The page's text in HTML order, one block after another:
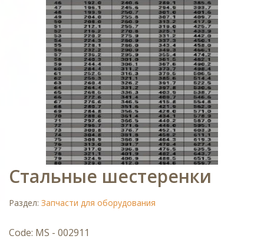
Стальные шестеренки
Раздел: Запчасти для оборудования
Code: MS - 002911